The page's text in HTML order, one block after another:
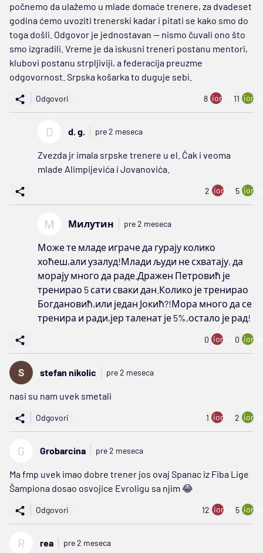
počnemo da ulažemo u mlade domaće trenere, za dvadeset
godina ćemo uvoziti trenerski kadar i pitati se kako smo do
toga došli. Odgovor je jednostavan — nismo čuvali ono što
smo izgradili. Vreme je da iskusni treneri postanu mentori,
klubovi postanu strpljiviji, a federacija preuzme
odgovornost. Srpska košarka to duguje sebi.
Odgovori 8 ion:minus
11
D d. g. pre 2 meseca
Zvezda jr imala srpske trenere u el. Čak i veoma
mlade Alimpijevića i Jovanovića.
2 ion:minus
5
М Милутин pre 2 meseca
Може те младе играче да гурају колико
хоћеш,али узалуд!Млади људи не схватају, да
морају много да раде.Дражен Петровић је
тренирао 5 сати сваки дан.Колико је тренирао
Богдановић,или један Јокић?!Мора много да се
тренира и ради,јер таленат је 5%,остало је рад!
0 ion:minus
0
stefan nikolic pre 2 meseca
nasi su nam uvek smetali
Odgovori 1 ion:minus
2
G Grobarcina pre 2 meseca
Ma fmp uvek imao dobre trener jos ovaj Spanac iz Fiba Lige
Šampiona dosao osvojice Evroligu sa njim 😂
Odgovori 12 ion:minus
5
R rea pre 2 meseca